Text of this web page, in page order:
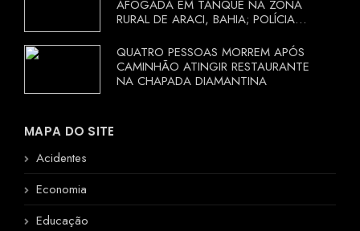
AFOGADA EM TANQUE NA ZONA
RURAL DE ARACI, BAHIA; POLÍCIA
QUATRO PESSOAS MORREM APÓS
CAMINHÃO ATINGIR RESTAURANTE
NA CHAPADA DIAMANTINA
MAPA DO SITE
Acidentes
Economia
Educação